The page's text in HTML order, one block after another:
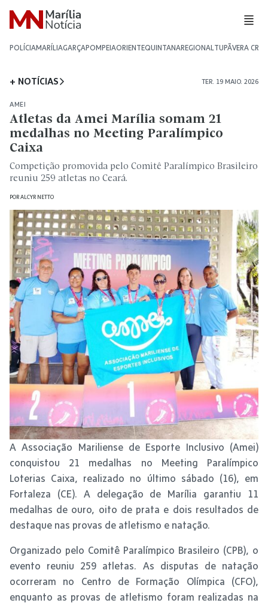
POLÍCIAMARÍLIAGARÇAPOMPEIAORIENTEQUINTANAREGIONALTUPÃVERA CRUZ
+ NOTÍCIAS TER. 19 MAIO. 2026
AMEI
Atletas da Amei Marília somam 21
medalhas no Meeting Paralímpico
Caixa
Competição promovida pelo Comitê Paralímpico Brasileiro
reuniu 259 atletas no Ceará.
PORALCYR NETTO
A Associação Mariliense de Esporte Inclusivo (Amei)
conquistou 21 medalhas no Meeting Paralímpico
Loterias Caixa, realizado no último sábado (16), em
Fortaleza (CE). A delegação de Marília garantiu 11
medalhas de ouro, oito de prata e dois resultados de
destaque nas provas de atletismo e natação.
Organizado pelo Comitê Paralímpico Brasileiro (CPB), o
evento reuniu 259 atletas. As disputas de natação
ocorreram no Centro de Formação Olímpica (CFO),
enquanto as provas de atletismo foram realizadas na